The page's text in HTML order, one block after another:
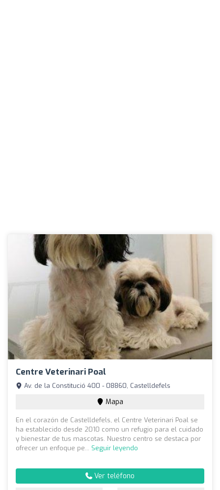
Centre Veterinari Poal
Av. de la Constitució 400 - 08860, Castelldefels
Mapa
En el corazón de Castelldefels, el Centre Veterinari Poal se
ha establecido desde 2010 como un refugio para el cuidado
y bienestar de tus mascotas. Nuestro centro se destaca por
ofrecer un enfoque pe... Seguir leyendo
Ver teléfono